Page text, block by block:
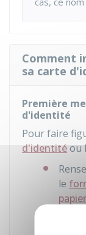
Comment
sa carte
Première
d'identité
Pour faire
d'identitéou
le